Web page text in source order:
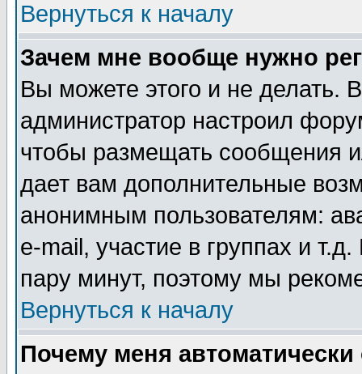
Вернуться к началу
Зачем мне вообще нужно
Вы можете этого и не делать.
администратор настроил
чтобы размещать сообщения
дает вам дополнительные
анонимным пользователям:
e-mail, участие в группах и
пару минут, поэтому мы
Вернуться к началу
Почему меня автоматически